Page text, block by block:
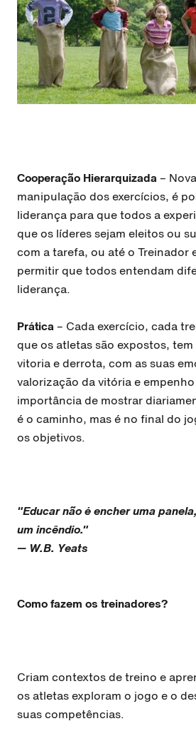
Cooperação Hierarquizada–
manipulação dos exercícios, é
liderança para que todos a
que os líderes sejam eleitos ou
com a tarefa, ou até o Treinador
permitir que todos entendam
liderança.
Prática– Cada exercício, cada
que os atletas são expostos,
vitoria e derrota, com as suas
valorização da vitória e
importância de mostrar
é o caminho, mas é no final do
os objetivos.
"Educar não é encher uma
um incêndio."
— W.B. Yeats
Como fazem os treinadores?
Criam contextos de treino e
os atletas exploram o jogo e o
suas competências.